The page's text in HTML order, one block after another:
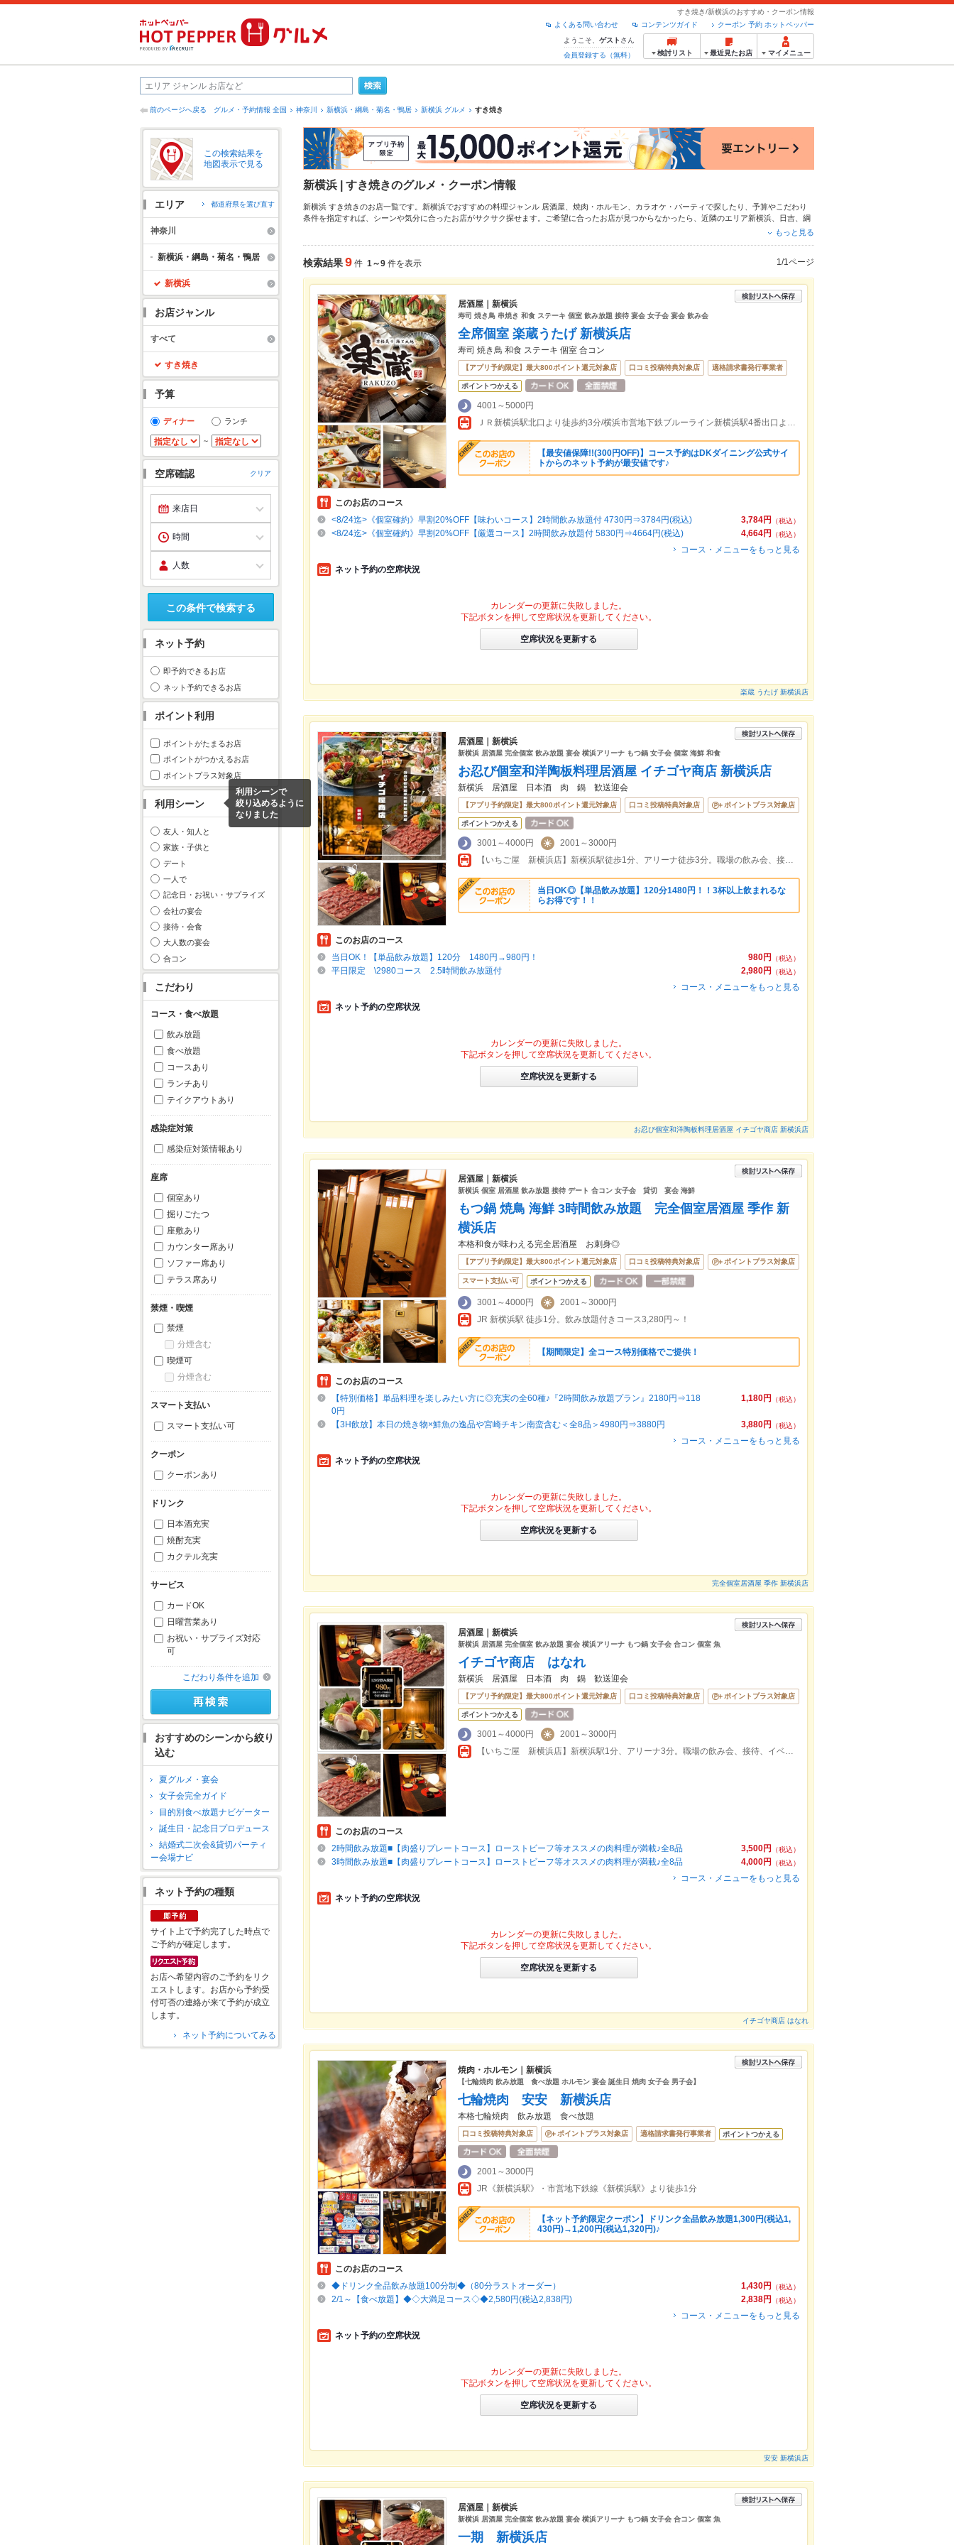
すき焼き/新横浜のおすすめ・クーポン情報
クーポン 予約 ホットペッパー
コンテンツガイド
よくある問い合わせ
ようこそ、 ゲスト さん
会員登録する（無料）
検討リスト 最近見たお店 マイメニュー
前のページへ戻る グルメ・予約情報 全国 神奈川 新横浜・綱島・菊名・鴨居 新横浜 グルメ すき焼き
この検索結果を
地図表示で見る
エリア 都道府県を選び直す
神奈川
新横浜・綱島・菊名・鴨居
新横浜
お店ジャンル
すべて
すき焼き
予算
ディナー ランチ
～
空席確認 クリア
この条件で検索する
ネット予約
即予約できるお店
ネット予約できるお店
ポイント利用
ポイントがたまるお店
ポイントがつかえるお店
ポイントプラス対象店
利用シーン
利用シーンで
絞り込めるように
なりました
友人・知人と
家族・子供と
デート
一人で
記念日・お祝い・サプライズ
会社の宴会
接待・会食
大人数の宴会
合コン
こだわり
コース・食べ放題
飲み放題
食べ放題
コースあり
ランチあり
テイクアウトあり
感染症対策
感染症対策情報あり
座席
個室あり
掘りごたつ
座敷あり
カウンター席あり
ソファー席あり
テラス席あり
禁煙・喫煙
禁煙
分煙含む
喫煙可
分煙含む
スマート支払い
スマート支払い可
クーポン
クーポンあり
ドリンク
日本酒充実
焼酎充実
カクテル充実
サービス
カードOK
日曜営業あり
お祝い・サプライズ対応
可
こだわり条件を追加
おすすめのシーンから絞り
込む
夏グルメ・宴会
女子会完全ガイド
目的別食べ放題ナビゲーター
誕生日・記念日プロデュース
結婚式二次会&貸切パーティ
ー会場ナビ
ネット予約の種類
サイト上で予約完了した時点で
ご予約が確定します。
お店へ希望内容のご予約をリク
エストします。お店から予約受
付可否の連絡が来て予約が成立
します。
ネット予約についてみる
新横浜 | すき焼きのグルメ・クーポン情報
新横浜 すき焼きのお店一覧です。新横浜でおすすめの料理ジャンル 居酒屋 焼肉・ホルモン カラオケ・パーティで探したり、予算やこだわり
条件を指定すれば、シーンや気分に合ったお店がサクサク探せます。ご希望に合ったお店が見つからなかったら、近隣のエリア新横浜 日吉
綱
や季節のお
もっと見る
検索結果9 件 1～9 件を表示 1/1ページ
居酒屋｜新横浜
寿司 焼き鳥 串焼き 和食 ステーキ 個室 飲み放題 接待 宴会 女子会 宴会 飲み会
全席個室 楽蔵うたげ 新横浜店
寿司 焼き鳥 和食 ステーキ 個室 合コン
【アプリ予約限定】最大800ポイント還元対象店 口コミ投稿特典対象店 適格請求書発行事業者
ポイントつかえる
4001～5000円
ＪＲ新横浜駅北口より徒歩約3分/横浜市営地下鉄ブルーライン新横浜駅4番出口より徒歩約2分。全席個室の和食居酒屋です。
【最安値保障!!(300円OFF)】コース予約はDKダイニング公式サイ
トからのネット予約が最安値です♪
このお店のコース
3,784円
（税込）
<8/24迄>《個室確約》早割20%OFF【味わいコース】2時間飲み放題付 4730円⇒3784円(税込)
4,664円
（税込）
<8/24迄>《個室確約》早割20%OFF【厳選コース】2時間飲み放題付 5830円⇒4664円(税込)
コース・メニューをもっと見る
ネット予約の空席状況
カレンダーの更新に失敗しました。
下記ボタンを押して空席状況を更新してください。
空席状況を更新する
楽蔵 うたげ 新横浜店
居酒屋｜新横浜
新横浜 居酒屋 完全個室 飲み放題 宴会 横浜アリーナ もつ鍋 女子会 個室 海鮮 和食
お忍び個室和洋陶板料理居酒屋 イチゴヤ商店 新横浜店
新横浜 居酒屋 日本酒 肉 鍋 歓送迎会
【アプリ予約限定】最大800ポイント還元対象店 口コミ投稿特典対象店 ポイントプラス対象店
ポイントつかえる
3001～4000円
2001～3000円
【いちご屋 新横浜店】新横浜駅徒歩1分、アリーナ徒歩3分。職場の飲み会、接待、イベント・ライブ後に最適◎
当日OK◎【単品飲み放題】120分1480円！！3杯以上飲まれるな
らお得です！！
このお店のコース
980円
（税込）
当日OK！【単品飲み放題】120分 1480円→980円！
2,980円
（税込）
平日限定 \2980コース 2.5時間飲み放題付
コース・メニューをもっと見る
ネット予約の空席状況
カレンダーの更新に失敗しました。
下記ボタンを押して空席状況を更新してください。
空席状況を更新する
お忍び個室和洋陶板料理居酒屋 イチゴヤ商店 新横浜店
居酒屋｜新横浜
新横浜 個室 居酒屋 飲み放題 接待 デート 合コン 女子会 貸切 宴会 海鮮
もつ鍋 焼鳥 海鮮 3時間飲み放題 完全個室居酒屋 季作 新
横浜店
本格和食が味わえる完全居酒屋 お刺身◎
【アプリ予約限定】最大800ポイント還元対象店 口コミ投稿特典対象店 ポイントプラス対象店
スマート支払い可 ポイントつかえる
3001～4000円
2001～3000円
JR 新横浜駅 徒歩1分。飲み放題付きコース3,280円～！
【期間限定】全コース特別価格でご提供！
このお店のコース
1,180円
（税込）
【特別価格】単品料理を楽しみたい方に◎充実の全60種♪『2時間飲み放題プラン』2180円⇒118
0円
3,880円
（税込）
【3H飲放】本日の焼き物×鮮魚の逸品や宮崎チキン南蛮含む＜全8品＞4980円⇒3880円
コース・メニューをもっと見る
ネット予約の空席状況
カレンダーの更新に失敗しました。
下記ボタンを押して空席状況を更新してください。
空席状況を更新する
完全個室居酒屋 季作 新横浜店
居酒屋｜新横浜
新横浜 居酒屋 完全個室 飲み放題 宴会 横浜アリーナ もつ鍋 女子会 合コン 個室 魚
イチゴヤ商店 はなれ
新横浜 居酒屋 日本酒 肉 鍋 歓送迎会
【アプリ予約限定】最大800ポイント還元対象店 口コミ投稿特典対象店 ポイントプラス対象店
ポイントつかえる
3001～4000円
2001～3000円
【いちご屋 新横浜店】新横浜駅1分、アリーナ3分。職場の飲み会、接待、イベント・ライブ後に最適◎
このお店のコース
3,500円
（税込）
2時間飲み放題■【肉盛りプレートコース】ローストビーフ等オススメの肉料理が満載♪全8品
4,000円
（税込）
3時間飲み放題■【肉盛りプレートコース】ローストビーフ等オススメの肉料理が満載♪全8品
コース・メニューをもっと見る
ネット予約の空席状況
カレンダーの更新に失敗しました。
下記ボタンを押して空席状況を更新してください。
空席状況を更新する
イチゴヤ商店 はなれ
焼肉・ホルモン｜新横浜
【七輪焼肉 飲み放題 食べ放題 ホルモン 宴会 誕生日 焼肉 女子会 男子会】
七輪焼肉 安安 新横浜店
本格七輪焼肉 飲み放題 食べ放題
口コミ投稿特典対象店 ポイントプラス対象店 適格請求書発行事業者 ポイントつかえる
2001～3000円
JR《新横浜駅》・市営地下鉄線《新横浜駅》より徒歩1分
【ネット予約限定クーポン】ドリンク全品飲み放題1,300円(税込1,
430円)→1,200円(税込1,320円)♪
このお店のコース
1,430円
（税込）
◆ドリンク全品飲み放題100分制◆（80分ラストオーダー）
2,838円
（税込）
2/1～【食べ放題】◆◇大満足コース◇◆2,580円(税込2,838円)
コース・メニューをもっと見る
ネット予約の空席状況
カレンダーの更新に失敗しました。
下記ボタンを押して空席状況を更新してください。
空席状況を更新する
安安 新横浜店
居酒屋｜新横浜
新横浜 居酒屋 完全個室 飲み放題 宴会 横浜アリーナ もつ鍋 女子会 合コン 個室 魚
一期 新横浜店